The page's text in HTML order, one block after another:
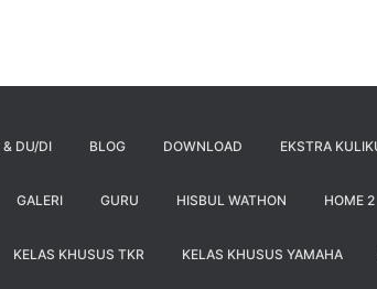
& DU/DI BLOG DOWNLOAD EKSTRA
GALERI GURU HISBUL WATHON HOME 2
KELAS KHUSUS TKR KELAS KHUSUS YAMAHA